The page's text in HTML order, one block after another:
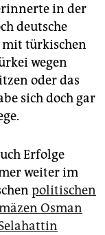
in der
deutsche
mit türkischen
wegen
oder das
sich doch gar
Erfolge
weiter im
politischen
Osman